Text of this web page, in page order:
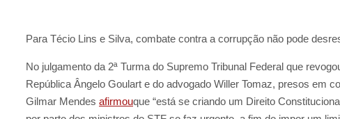
Para Técio Lins e Silva, combate contra a corrupção não pode
No julgamento da 2ª Turma do Supremo Tribunal Federal que
República Ângelo Goulart e do advogado Willer Tomaz, presos em
Gilmar Mendes afirmouque “está se criando um Direito